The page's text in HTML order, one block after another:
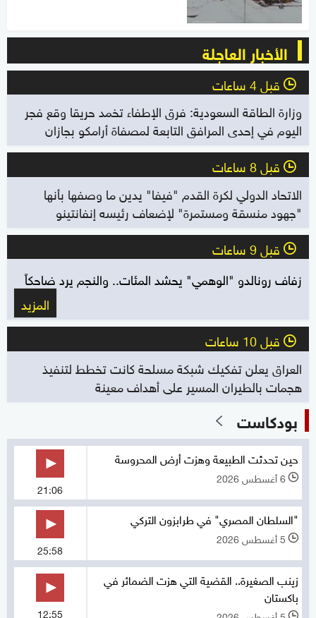
الأخبار العاجلة
l قبل 4 ساعات
وزارة الطاقة السعودية: فرق الإطفاء تخمد حريقا وقع فجر
اليوم في إحدى المرافق التابعة لمصفاة أرامكو بجازان
l قبل 8 ساعات
الاتحاد الدولي لكرة القدم "فيفا" يدين ما وصفها بأنها
"جهود منسقة ومستمرة" لإضعاف رئيسه إنفانتينو
l قبل 9 ساعات
زفاف رونالدو "الوهمي" يحشد المئات.. والنجم يرد ضاحكاً
المزيد
l قبل 10 ساعات
العراق يعلن تفكيك شبكة مسلحة كانت تخطط لتنفيذ
هجمات بالطيران المسير على أهداف معينة
بودكاست
حين تحدثت الطبيعة وهزت أرض المحروسة
l 6 أغسطس 2026
21:06
"السلطان المصري" في طرابزون التركي
l 5 أغسطس 2026
25:58
زينب الصغيرة.. القضية التي هزت الضمائر في
باكستان
l
12:55